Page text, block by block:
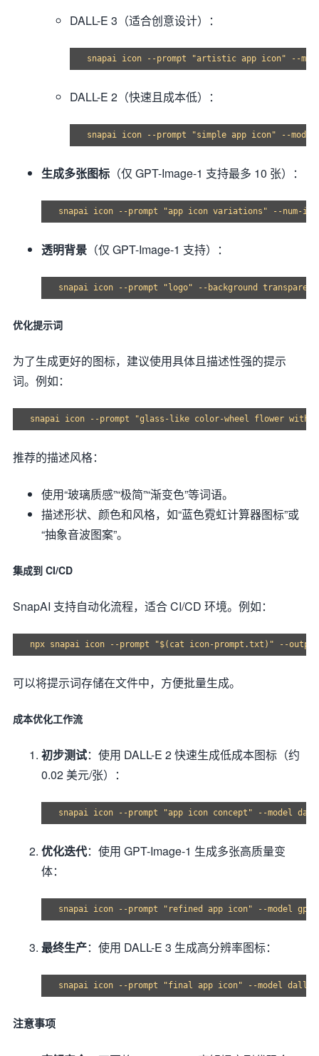
DALL-E 3（适合创意设计）：
DALL-E 2（快速且成本低）：
生成多张图标 （仅 GPT-Image-1 支持最多 10 张）：
透明背景 （仅 GPT-Image-1 支持）：
优化提示词
为了生成更好的图标，建议使用具体且描述性强的提示
词。例如：
推荐的描述风格：
使用“玻璃质感”“极简”“渐变色”等词语。
描述形状、颜色和风格，如“蓝色霓虹计算器图标”或
“抽象音波图案”。
集成到 CI/CD
SnapAI 支持自动化流程，适合 CI/CD 环境。例如：
可以将提示词存储在文件中，方便批量生成。
成本优化工作流
初步测试：使用 DALL-E 2 快速生成低成本图标（约
0.02 美元/张）：
优化迭代：使用 GPT-Image-1 生成多张高质量变
体：
最终生产：使用 DALL-E 3 生成高分辨率图标：
注意事项